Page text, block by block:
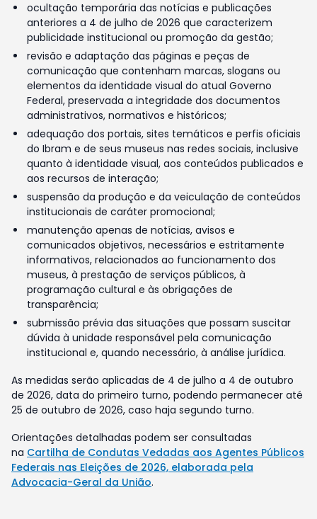
ocultação temporária das notícias e publicações
anteriores a 4 de julho de 2026 que caracterizem
publicidade institucional ou promoção da gestão;
revisão e adaptação das páginas e peças de
comunicação que contenham marcas, slogans ou
elementos da identidade visual do atual Governo
Federal, preservada a integridade dos documentos
administrativos, normativos e históricos;
adequação dos portais, sites temáticos e perfis oficiais
do Ibram e de seus museus nas redes sociais, inclusive
quanto à identidade visual, aos conteúdos publicados e
aos recursos de interação;
suspensão da produção e da veiculação de conteúdos
institucionais de caráter promocional;
manutenção apenas de notícias, avisos e
comunicados objetivos, necessários e estritamente
informativos, relacionados ao funcionamento dos
museus, à prestação de serviços públicos, à
programação cultural e às obrigações de
transparência;
submissão prévia das situações que possam suscitar
dúvida à unidade responsável pela comunicação
institucional e, quando necessário, à análise jurídica.
As medidas serão aplicadas de 4 de julho a 4 de outubro
de 2026, data do primeiro turno, podendo permanecer até
25 de outubro de 2026, caso haja segundo turno.
Orientações detalhadas podem ser consultadas
na Cartilha de Condutas Vedadas aos Agentes Públicos
Federais nas Eleições de 2026, elaborada pela
Advocacia-Geral da União.